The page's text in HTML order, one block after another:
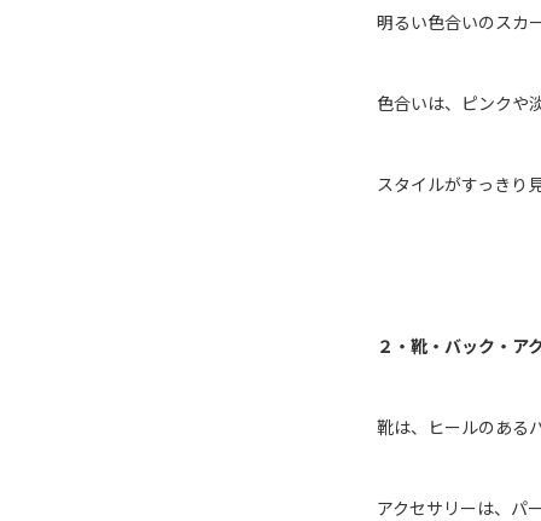
明るい色合いのスカ
色合いは、ピンクや
スタイルがすっきり
２・靴・バック・ア
靴は、ヒールのある
アクセサリーは、パ